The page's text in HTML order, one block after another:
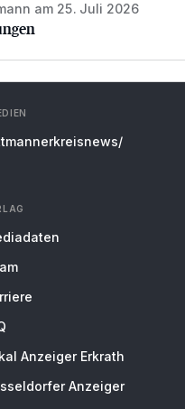
am 25. Juli 2026
Anzeiger Erkrath
Anzeiger